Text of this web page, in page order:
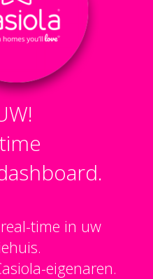
time in uw
eigenaren.